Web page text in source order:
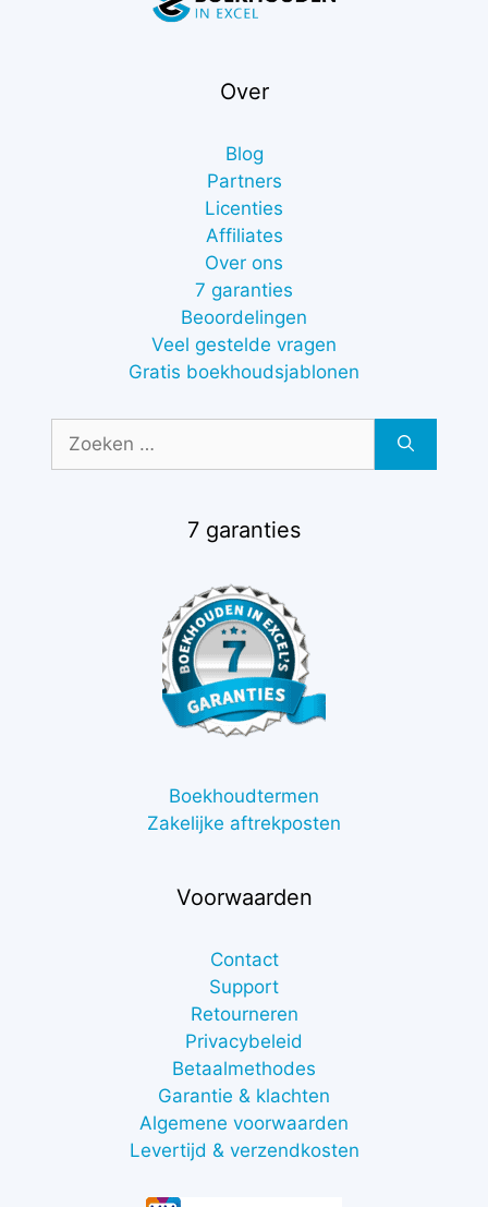
Over
Blog
Partners
Licenties
Affiliates
Over ons
7 garanties
Beoordelingen
Veel gestelde vragen
Gratis boekhoudsjablonen
naar:
7 garanties
Boekhoudtermen
Zakelijke aftrekposten
Voorwaarden
Contact
Support
Retourneren
Privacybeleid
Betaalmethodes
Garantie & klachten
Algemene voorwaarden
Levertijd & verzendkosten